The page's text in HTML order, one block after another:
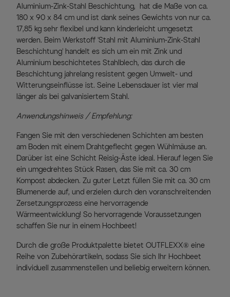
Aluminium-Zink-Stahl Beschichtung, hat die Maße von ca.
180 x 90 x 84 cm und ist dank seines Gewichts von nur ca.
17,85 kg sehr flexibel und kann kinderleicht umgesetzt
werden. Beim Werkstoff 'Stahl mit Aluminium-Zink-Stahl
Beschichtung' handelt es sich um ein mit Zink und
Aluminium beschichtetes Stahlblech, das durch die
Beschichtung jahrelang resistent gegen Umwelt- und
Witterungseinflüsse ist. Seine Lebensdauer ist vier mal
länger als bei galvanisiertem Stahl.
Anwendungshinweis / Empfehlung:
Fangen Sie mit den verschiedenen Schichten am besten
am Boden mit einem Drahtgeflecht gegen Wühlmäuse an.
Darüber ist eine Schicht Reisig-Äste ideal. Hierauf legen Sie
ein umgedrehtes Stück Rasen, das Sie mit ca. 30 cm
Kompost abdecken. Zu guter Letzt füllen Sie mit ca. 30 cm
Blumenerde auf, und erzielen durch den voranschreitenden
Zersetzungsprozess eine hervorragende
Wärmeentwicklung! So hervorragende Voraussetzungen
schaffen Sie nur in einem Hochbeet!
Durch die große Produktpalette bietet OUTFLEXX® eine
Reihe von Zubehörartikeln, sodass Sie sich Ihr Hochbeet
individuell zusammenstellen und beliebig erweitern können.